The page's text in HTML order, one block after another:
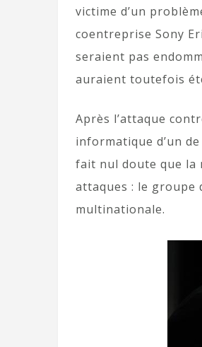
victime d’un
coentreprise Sony
seraient pas
auraient toutefois
Après l’attaque
informatique d’un
fait nul doute que la
attaques : le groupe
multinationale.